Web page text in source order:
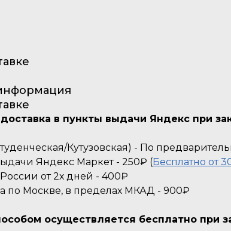
в пункты выдачи Яндекс при
Кутузовская) - По
Яндекс Маркет - 250₽ (Бесплатно от
от 2х дней - 400₽
по Москве, в пределах МКАД - 900₽
осуществляется бесплатно при